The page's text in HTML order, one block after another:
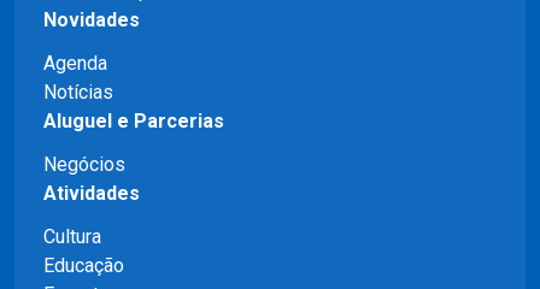
Novidades
Agenda
Notícias
Aluguel e Parcerias
Negócios
Atividades
Cultura
Educação